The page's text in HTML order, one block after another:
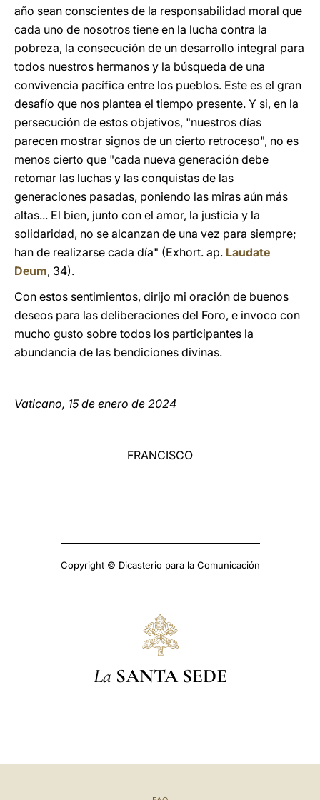
año sean conscientes de la responsabilidad moral que
cada uno de nosotros tiene en la lucha contra la
pobreza, la consecución de un desarrollo integral para
todos nuestros hermanos y la búsqueda de una
convivencia pacífica entre los pueblos. Este es el gran
desafío que nos plantea el tiempo presente. Y si, en la
persecución de estos objetivos, "nuestros días
parecen mostrar signos de un cierto retroceso", no es
menos cierto que "cada nueva generación debe
retomar las luchas y las conquistas de las
generaciones pasadas, poniendo las miras aún más
altas... El bien, junto con el amor, la justicia y la
solidaridad, no se alcanzan de una vez para siempre;
han de realizarse cada día" (Exhort. ap. Laudate
Deum, 34).
Con estos sentimientos, dirijo mi oración de buenos
deseos para las deliberaciones del Foro, e invoco con
mucho gusto sobre todos los participantes la
abundancia de las bendiciones divinas.
Vaticano, 15 de enero de 2024
FRANCISCO
Copyright © Dicasterio para la Comunicación
La SANTA SEDE